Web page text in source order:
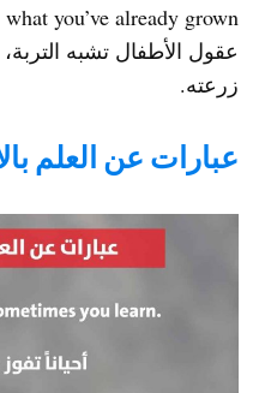
what you’ve already grown
عقول الأطفال تشبه
زرعته.
عبارات عن العلم